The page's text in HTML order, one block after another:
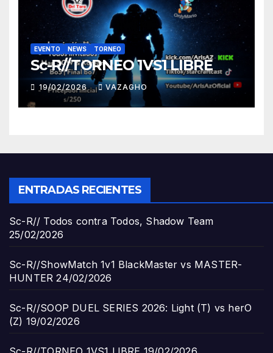
EVENTO NEWS TORNEO
Sc-R//TORNEO 1VS1 LIBRE
19/02/2026 VAZAGHO
ENTRADAS RECIENTES
Sc-R// Todos contra Todos, Shadow Team
25/02/2026
Sc-R//ShowMatch 1v1 BlackMaster vs MASTER-
HUNTER 24/02/2026
Sc-R//SOOP DUEL SERIES 2026: Light (T) vs herO
(Z) 19/02/2026